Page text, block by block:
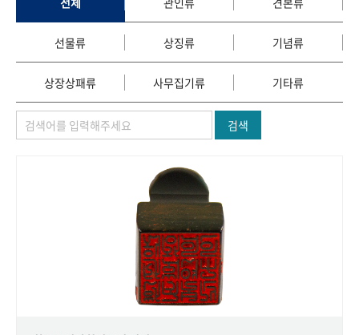
간행물 변천사
기록물 아카이브
사진 아카이브 문서 기록물 행정박물 영상 기록물
숫자로 보는 50년 50+1
선물류 상징류 기념류
상장상패류 사무집기류 기타류
검색